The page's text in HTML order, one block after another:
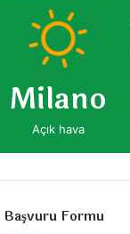
Milano
Açık hava
Başvuru Formu